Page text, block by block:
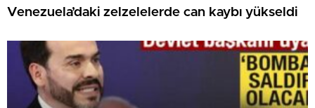
Venezuela’daki zelzelelerde can kaybı yükseldi